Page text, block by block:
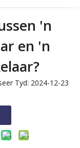
'n
en 'n
Tyd: 2024-12-23